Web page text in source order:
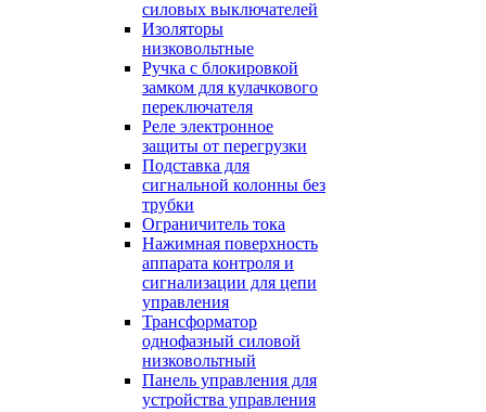
силовых выключателей
Изоляторы
низковольтные
Ручка с блокировкой
замком для кулачкового
переключателя
Реле электронное
защиты от перегрузки
Подставка для
сигнальной колонны без
трубки
Ограничитель тока
Нажимная поверхность
аппарата контроля и
сигнализации для цепи
управления
Трансформатор
однофазный силовой
низковольтный
Панель управления для
устройства управления